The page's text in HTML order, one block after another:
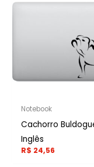
Notebook
Cachorro
Inglês
R$ 24,56